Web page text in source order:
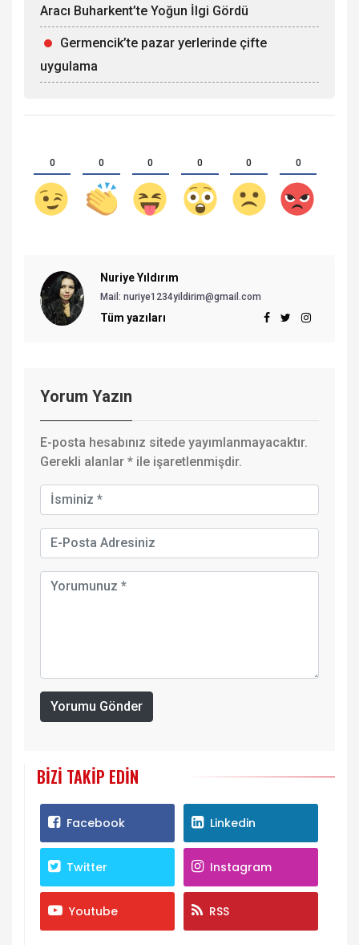
Aracı Buharkent’te Yoğun İlgi Gördü
Germencik’te pazar yerlerinde çifte
uygulama
0 0 0 0 0 0
Nuriye Yıldırım
Mail: nuriye1234yildirim@gmail.com
Tüm yazıları
Yorum Yazın
E-posta hesabınız sitede yayımlanmayacaktır.
Gerekli alanlar * ile işaretlenmişdir.
Yorumu Gönder
BIZI TAKIP EDIN
Facebook Linkedin
Twitter Instagram
Youtube RSS